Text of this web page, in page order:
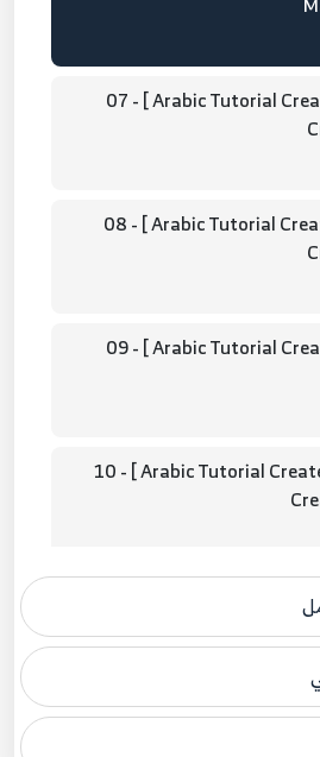
07.[ Arabic Tutorial Create Template 2 ] 07 -
08.[ Arabic Tutorial Create Template 2 ] 08 -
09.[ Arabic Tutorial Create Template 2 ] 09 -
10.[ Arabic Tutorial Create Template 2 ] 10 -
12.[ Arabic Tutorial Create Template 2 ] 12 -
دورة ولهذا نضع المصدر الأصلي لكم